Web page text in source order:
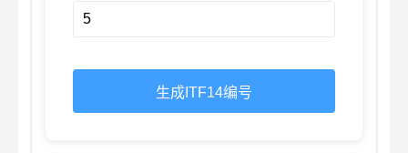
生成ITF14编号